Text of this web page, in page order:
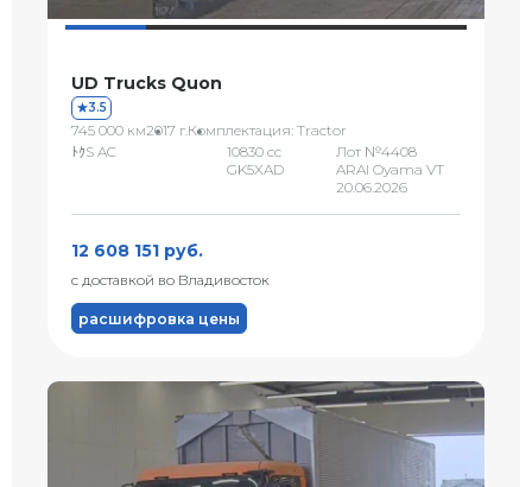
UD Trucks Quon
3.5
745 000 км2017 г.Комплектация: Tractor
ﾄｸS AC
10830 сс
GK5XAD
Лот №4408
ARAI Oyama VT
20.06.2026
12 608 151 руб.
с доставкой во Владивосток
расшифровка цены